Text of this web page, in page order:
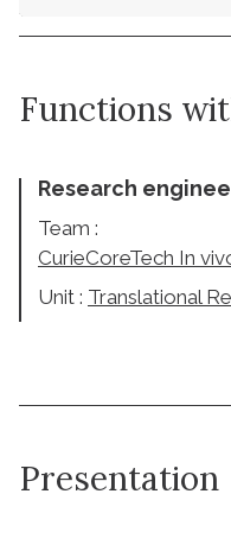
Functions
Research
Team :
CurieCoreTech In
Unit : Translational
Presentation